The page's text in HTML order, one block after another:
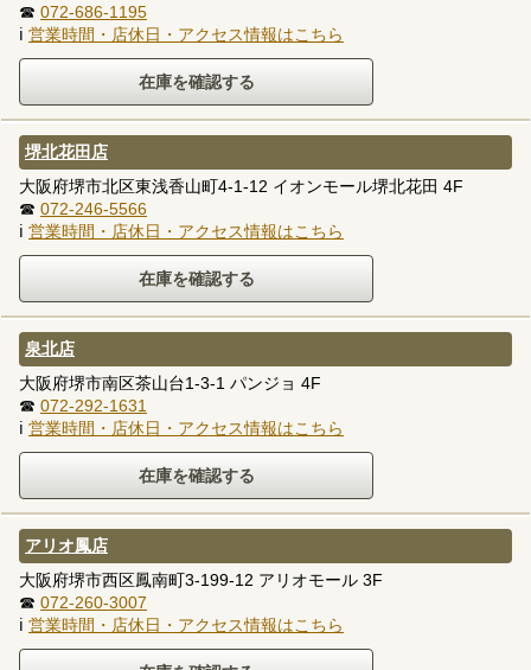
☎ 072-686-1195
ℹ 営業時間・店休日・アクセス情報はこちら
堺北花田店
大阪府堺市北区東浅香山町4-1-12 イオンモール堺北花田 4F
☎ 072-246-5566
ℹ 営業時間・店休日・アクセス情報はこちら
泉北店
大阪府堺市南区茶山台1-3-1 パンジョ 4F
☎ 072-292-1631
ℹ 営業時間・店休日・アクセス情報はこちら
アリオ鳳店
大阪府堺市西区鳳南町3-199-12 アリオモール 3F
☎ 072-260-3007
ℹ 営業時間・店休日・アクセス情報はこちら